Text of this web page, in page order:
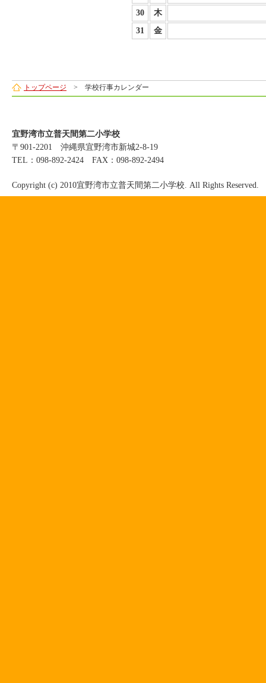
30
木
31
金
トップページ > 学校行事カレンダー
宜野湾市立普天間第二小学校
〒901-2201 沖縄県宜野湾市新城2-8-19
TEL：098-892-2424 FAX：098-892-2494
Copyright (c) 2010宜野湾市立普天間第二小学校. All Rights Reserved.